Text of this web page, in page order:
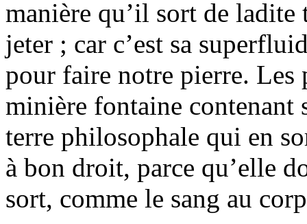
manière qu’il sort de
jeter ; car c’est sa
pour faire notre pierre. Les
minière fontaine contenant
terre philosophale qui en
à bon droit, parce qu’elle
sort, comme le sang au